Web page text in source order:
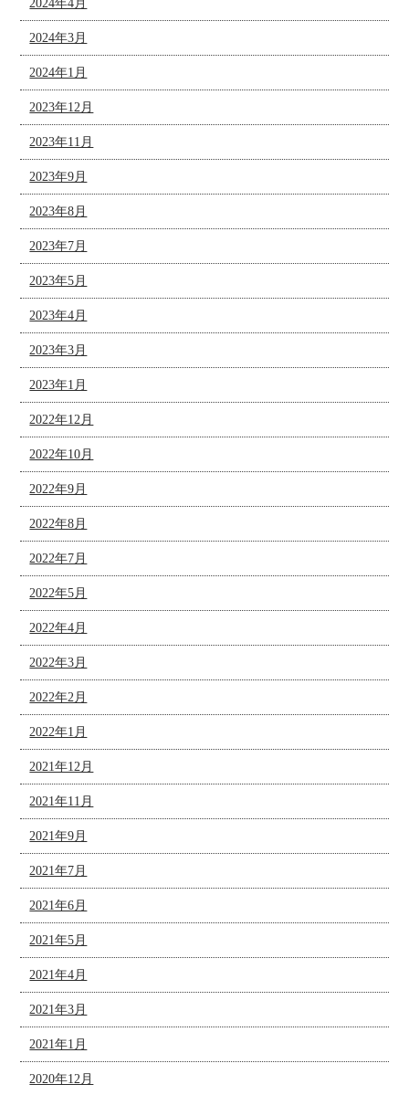
2024年4月
2024年3月
2024年1月
2023年12月
2023年11月
2023年9月
2023年8月
2023年7月
2023年5月
2023年4月
2023年3月
2023年1月
2022年12月
2022年10月
2022年9月
2022年8月
2022年7月
2022年5月
2022年4月
2022年3月
2022年2月
2022年1月
2021年12月
2021年11月
2021年9月
2021年7月
2021年6月
2021年5月
2021年4月
2021年3月
2021年1月
2020年12月